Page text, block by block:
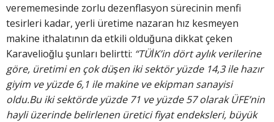
verememesinde zorlu dezenflasyon sürecinin menfi
tesirleri kadar, yerli üretime nazaran hız kesmeyen
makine ithalatının da etkili olduğuna dikkat çeken
Karavelioğlu şunları belirtti: “TÜİK’in dört aylık verilerine
göre, üretimi en çok düşen iki sektör yüzde 14,3 ile hazır
giyim ve yüzde 6,1 ile makine ve ekipman sanayisi
oldu.Bu iki sektörde yüzde 71 ve yüzde 57 olarak ÜFE’nin
hayli üzerinde belirlenen üretici fiyat endeksleri, büyük